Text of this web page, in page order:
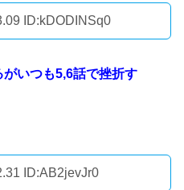
ID:kDODINSq0
いつも5,6話で挫折す
ID:AB2jevJr0